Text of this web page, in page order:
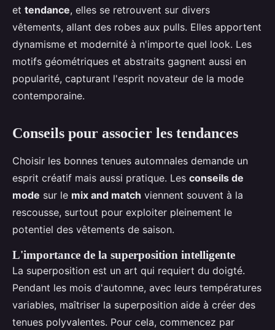
et tendance, elles se retrouvent sur divers
vêtements, allant des robes aux pulls. Elles apportent
dynamisme et modernité à n'importe quel look. Les
motifs géométriques et abstraits gagnent aussi en
popularité, capturant l'esprit novateur de la mode
contemporaine.
Conseils pour associer les tendances
Choisir les bonnes tenues automnales demande un
esprit créatif mais aussi pratique. Les conseils de
mode sur le mix and match viennent souvent à la
rescousse, surtout pour exploiter pleinement le
potentiel des vêtements de saison.
L'importance de la superposition intelligente
La superposition est un art qui requiert du doigté.
Pendant les mois d'automne, avec leurs températures
variables, maîtriser la superposition aide à créer des
tenues polyvalentes. Pour cela, commencez par